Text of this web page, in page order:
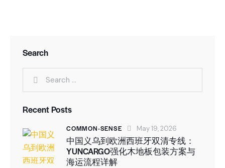
Search
Recent Posts
COMMON-SENSE May 19, 2026
中国义乌到欧洲西班牙双清专线：
YUNCARGO强化木地板包装方案与
海运流程详解